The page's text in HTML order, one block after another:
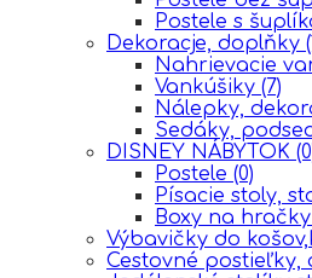
Postele s
Dekoracje, doplňky
Nahrievacie
Vankúšiky (7)
Nálepky,
Sedáky,
DISNEY NÁBYTOK
Postele (0)
Písacie stoly,
Boxy na hračky
Výbavičky do
Cestovné postieľky,